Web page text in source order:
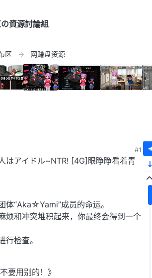
資源討論組
区 网赚盘资源
#1
はアイドル~NTR! [4G]眼睁睁看着青
体“Aka☆Yami”成员的命运。
烦和冲突堆积起来，你最终会得到一个
检查。
要用别的！》